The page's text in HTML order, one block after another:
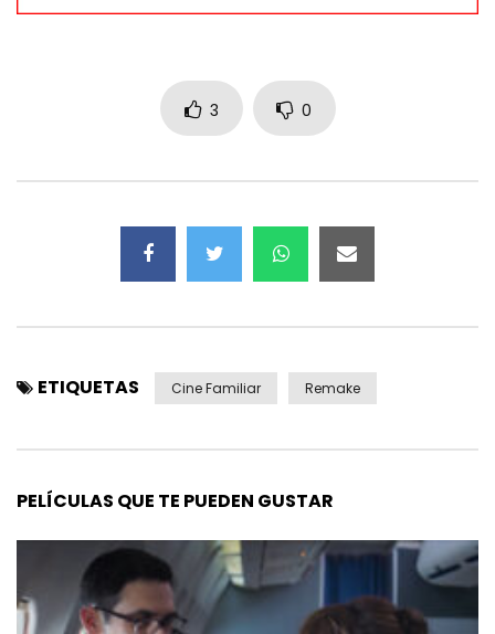
3 0
ETIQUETAS Cine Familiar Remake
PELÍCULAS QUE TE PUEDEN GUSTAR